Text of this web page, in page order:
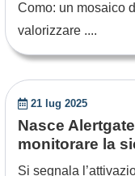
Como: un mosaico
valorizzare ....
21 lug 2025
Nasce
monitorare la
Si segnala